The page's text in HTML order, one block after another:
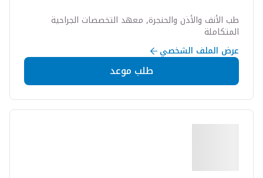
طب الأنف والأذن والحنجرة, معهد التخصصات الجراحية
المتكاملة
عرض الملف الشخصي
طلب موعد